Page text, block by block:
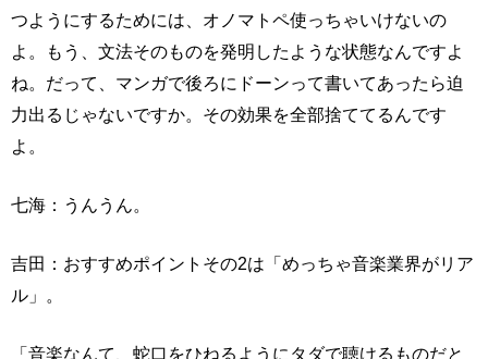
つようにするためには、オノマトペ使っちゃいけないの
よ。もう、文法そのものを発明したような状態なんですよ
ね。だって、マンガで後ろにドーンって書いてあったら迫
力出るじゃないですか。その効果を全部捨ててるんです
よ。
七海：うんうん。
吉田：おすすめポイントその2は「めっちゃ音楽業界がリア
ル」。
「音楽なんて、蛇口をひねるようにタダで聴けるものだと